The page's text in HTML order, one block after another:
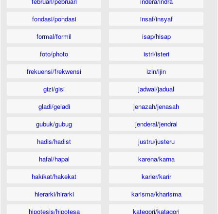
fondasi/pondasi
formal/formil
foto/photo
frekuensi/frekwensi
gizi/gisi
gladi/geladi
gubuk/gubug
hadis/hadist
hafal/hapal
hakikat/hakekat
hierarki/hirarki
hipotesis/hipotesa
insaf/insyaf
isap/hisap
istri/isteri
izin/ijin
jadwal/jadual
jenazah/jenasah
jenderal/jendral
justru/justeru
karena/karna
karier/karir
karisma/kharisma
kategori/katagori